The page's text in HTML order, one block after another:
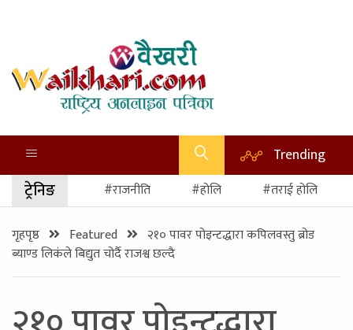
Trending
ट्रेनिङ #राजनीति #होलि #तराई होलि
गृहपृष्ठ Featured
२१० पावर पोइन्टद्धारा कपिलवस्तु ब्रोड
ब्याण्ड लिकंले बिद्युत चोर्दै राजश्व छल्दै